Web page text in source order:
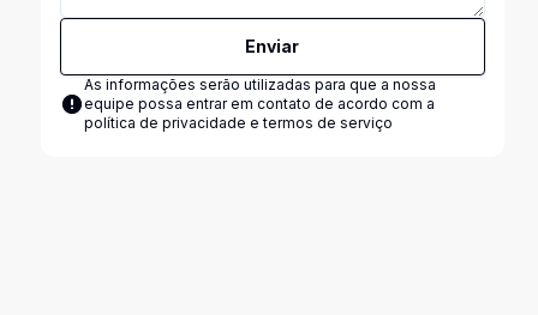
Enviar
As informações serão utilizadas para que a nossa
equipe possa entrar em contato de acordo com a
política de privacidade e termos de serviço